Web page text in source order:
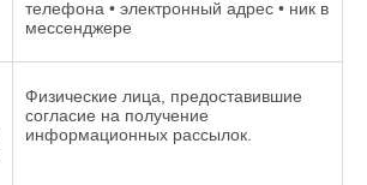
телефона • электронный адрес • ник в
мессенджере
Физические лица, предоставившие
согласие на получение
информационных рассылок.